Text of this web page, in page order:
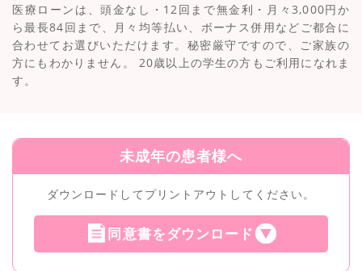
医療ローンは、頭金なし・12回まで無金利・月々3,000円か
ら最長84回まで、月々均等払い、ボーナス併用などご都合に
合わせてお選びいただけます。秘密厳守ですので、ご家族の
方にもわかりません。 20歳以上の学生の方もご利用になれま
す。
未成年の患者様へ
ダウンロードしてプリントアウトしてください。
同意書をダウンロード